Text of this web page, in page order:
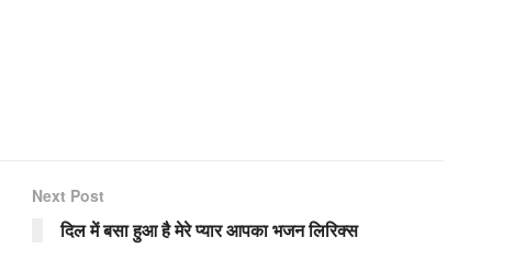
Next Post
दिल में बसा हुआ है मेरे प्यार आपका भजन लिरिक्स